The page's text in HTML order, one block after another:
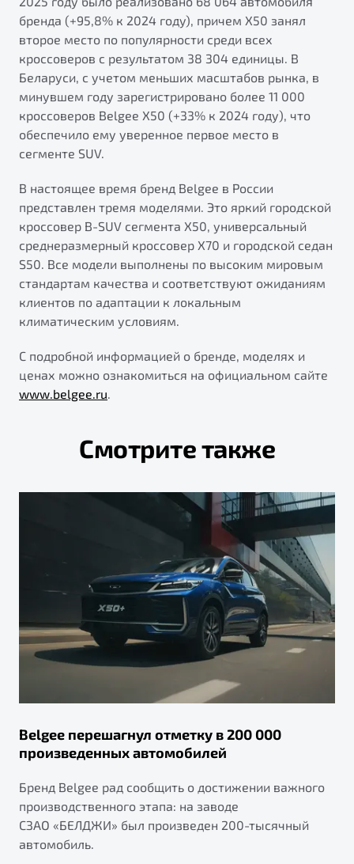
бренда (+95,8% к 2024 году), причем X50 занял
второе место по популярности среди всех
кроссоверов с результатом 38 304 единицы. В
Беларуси, с учетом меньших масштабов рынка, в
минувшем году зарегистрировано более 11 000
кроссоверов Belgee X50 (+33% к 2024 году), что
обеспечило ему уверенное первое место в
сегменте SUV.
В настоящее время бренд Belgee в России
представлен тремя моделями. Это яркий городской
кроссовер B-SUV сегмента X50, универсальный
среднеразмерный кроссовер X70 и городской седан
S50. Все модели выполнены по высоким мировым
стандартам качества и соответствуют ожиданиям
клиентов по адаптации к локальным
климатическим условиям.
С подробной информацией о бренде, моделях и
ценах можно ознакомиться на официальном сайте
www.belgee.ru.
Смотрите также
Belgee перешагнул отметку в 200 000
произведенных автомобилей
Бренд Belgee рад сообщить о достижении важного
производственного этапа: на заводе
СЗАО «БЕЛДЖИ» был произведен 200-тысячный
автомобиль.